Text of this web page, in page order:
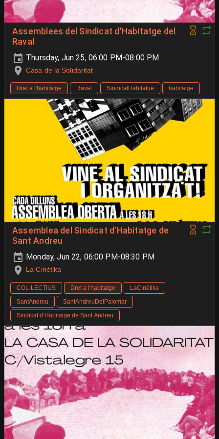
Assemblees del Sindicat d'Habitatge del
Raval
Thursday, Jun 25, 06:00 PM-08:00 PM
Casa de la Solidaritat
Dret a l'habitatge Raval SindicatHabitatge habitatge
Assemblea del Sindicat d’Habitatge de
Sant Andreu
Monday, Jun 22, 06:00 PM-08:30 PM
La Cinètika
COL·LECTIUS Dret a l'habitatge
LaCinètika
SantAndreu
SantAndreuDelPalomar
Sindicat d’Habitatge de Sant Andreu